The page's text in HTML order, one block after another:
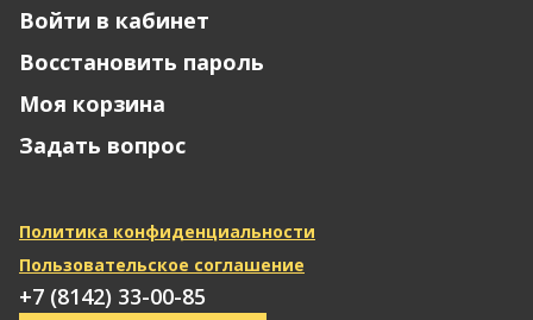
Войти в кабинет
Восстановить пароль
Моя корзина
Задать вопрос
Политика конфиденциальности
Пользовательское соглашение
+7 (8142) 33-00-85